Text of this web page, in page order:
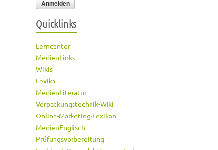
Quicklinks
Lerncenter
MedienLinks
Wikis
Lexika
MedienLiteratur
Verpackungstechnik-Wiki
Online-Marketing-Lexikon
MedienEnglisch
Prüfungsvorbereitung